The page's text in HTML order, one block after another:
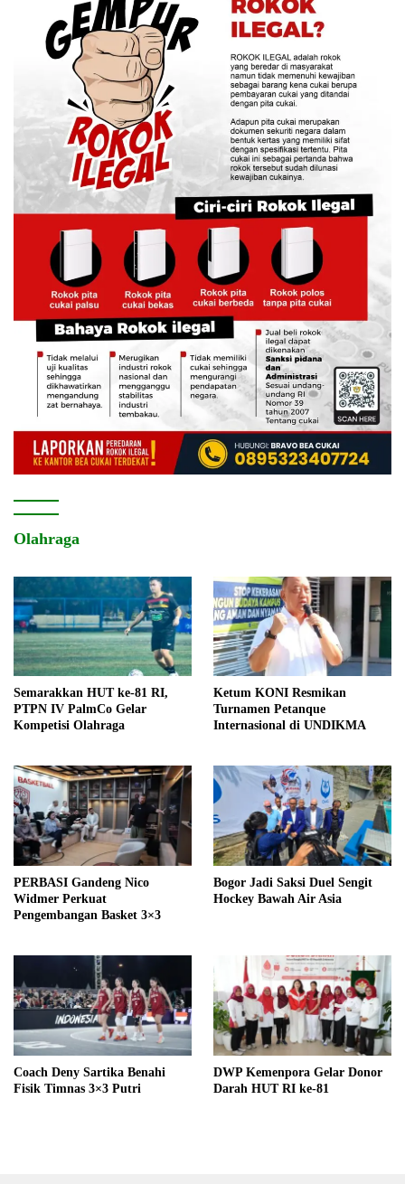
Olahraga
Semarakkan HUT ke-81 RI,
PTPN IV PalmCo Gelar
Kompetisi Olahraga
Ketum KONI Resmikan
Turnamen Petanque
Internasional di UNDIKMA
PERBASI Gandeng Nico
Widmer Perkuat
Pengembangan Basket 3×3
Bogor Jadi Saksi Duel Sengit
Hockey Bawah Air Asia
Coach Deny Sartika Benahi
Fisik Timnas 3×3 Putri
DWP Kemenpora Gelar Donor
Darah HUT RI ke-81